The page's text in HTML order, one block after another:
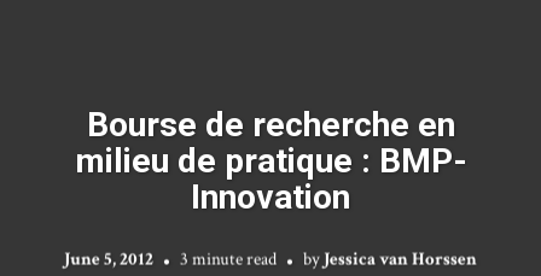
Bourse de recherche en
milieu de pratique : BMP-
Innovation
June 5, 2012 3 minute read by Jessica van Horssen